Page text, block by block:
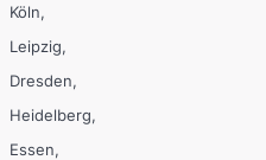
Köln
Leipzig
Dresden
Heidelberg
Essen